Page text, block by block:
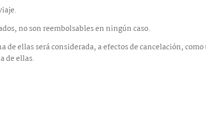
no son reembolsables en ningún caso.
de ellas será considerada, a efectos de cancelación,
de ellas.